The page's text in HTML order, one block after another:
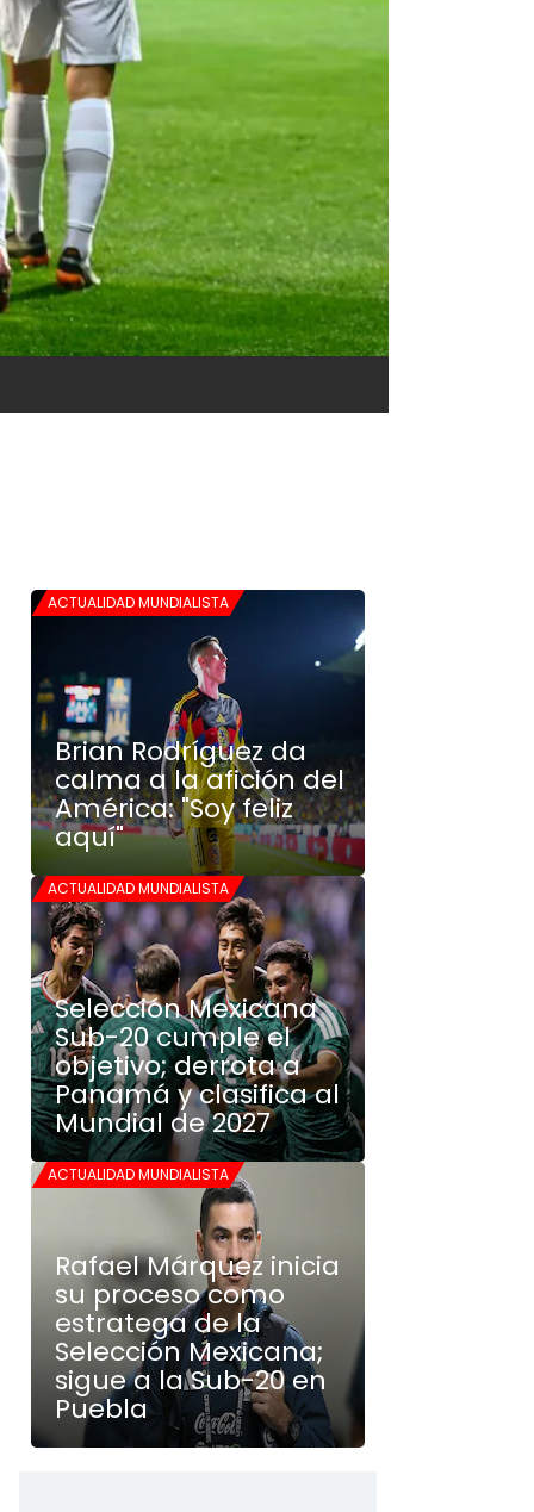
ACTUALIDAD MUNDIALISTA
Brian Rodríguez da
calma a la afición del
América: "Soy feliz
aquí"
ACTUALIDAD MUNDIALISTA
Selección Mexicana
Sub-20 cumple el
objetivo; derrota a
Panamá y clasifica al
Mundial de 2027
ACTUALIDAD MUNDIALISTA
Rafael Márquez inicia
su proceso como
estratega de la
Selección Mexicana;
sigue a la Sub-20 en
Puebla